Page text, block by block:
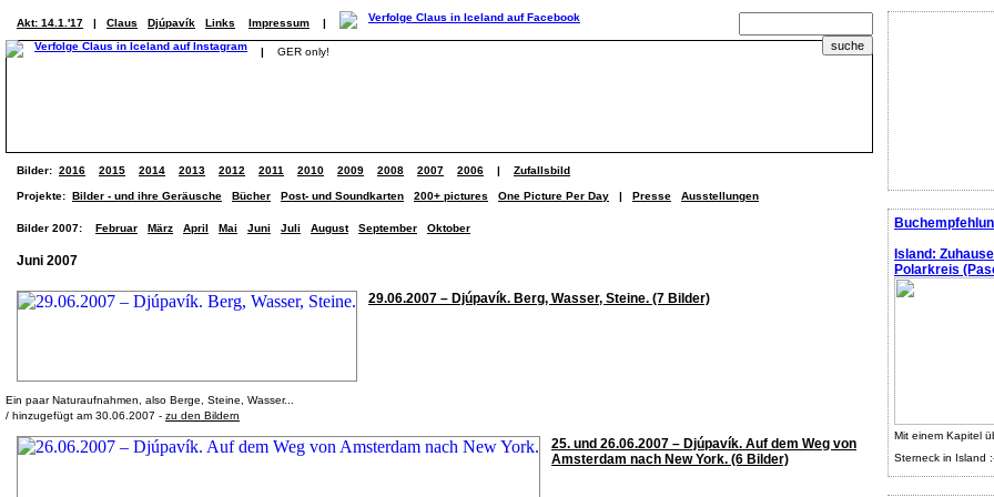
Island:
Polarkreis
Mit einem Kapitel
Sterneck in Island
Akt: 14.1.'17 | Claus Djúpavík Links Impressum |
| GER only!
Bilder: 2016 2015 2014 2013 2012 2011 2010 2009 2008 2007 2006 | Zufallsbild
Projekte: Bilder - und ihre Geräusche Bücher Post- und Soundkarten 200+ pictures One Picture Per Day | Presse Ausstellungen
Bilder 2007: Februar März April Mai Juni Juli August September Oktober
Juni 2007
29.06.2007 – Djúpavík. Berg, Wasser, Steine. (7 Bilder)
Ein paar Naturaufnahmen, also Berge, Steine, Wasser...
/ hinzugefügt am 30.06.2007 - zu den Bildern
25. und 26.06.2007 – Djúpavík. Auf dem Weg von
Amsterdam nach New York. (6 Bilder)